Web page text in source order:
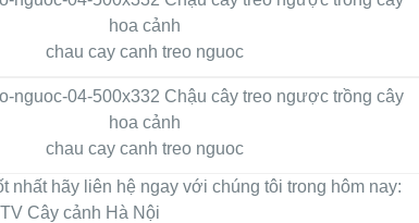
chau cay canh treo nguoc
chau cay canh treo nguoc
nhất hãy liên hệ ngay với chúng tôi trong hôm nay:
Cây cảnh Hà Nội